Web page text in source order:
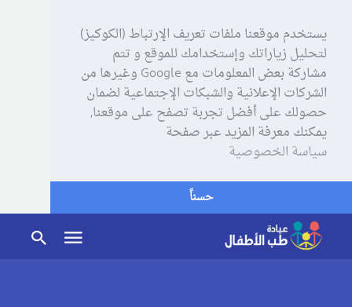
يستخدم موقعنا ملفات تعريف الإرتباط (الكوكيز)
لتحليل زياراتك وإستخدامك للموقع و تتم
مشاركة بعض المعلومات مع Google وغيرها من
الشركات الإعلانية والشبكات الإجتماعية لضمان
حصولك على أفضل تجربة تصفح على موقعنا,
يمكنك معرفة المزيد عبر صفحة
سياسة الخصوصية
حسناً